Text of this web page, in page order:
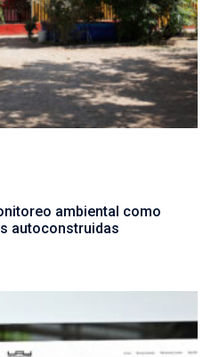
ambiental como
autoconstruidas